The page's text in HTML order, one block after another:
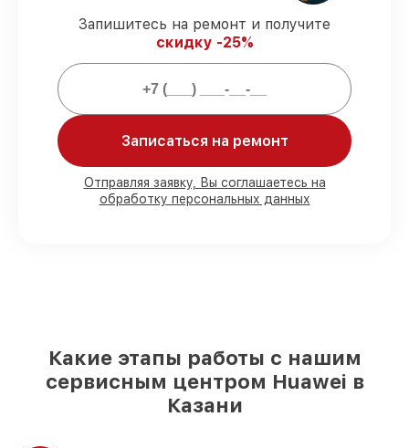
соблюдением гарантийных обязательств.
Мы гарантируем:
присутствовать
90%комплектующих для наушников на
складе или доступны для срочного
заказа
Запишитесь на ремонт и получите
скидку -25%
Записаться на ремонт
Отправляя заявку, Вы соглашаетесь на
обработку персональных данных
Какие этапы работы с нашим
сервисным центром Huawei в
Казани